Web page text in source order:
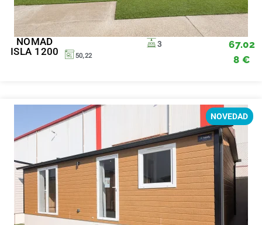
NOMAD
ISLA 1200
50,22
3
67.02
8€
NOVEDAD